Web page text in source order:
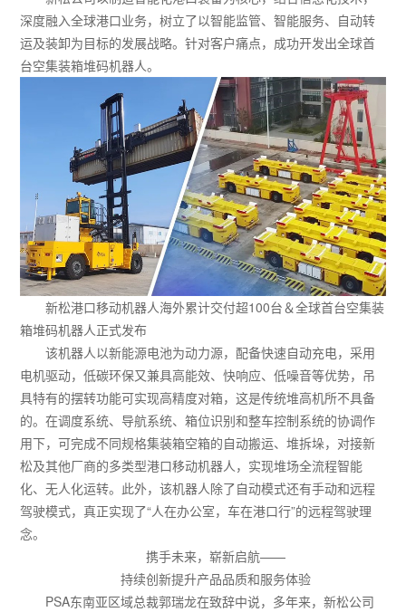
深度融入全球港口业务，树立了以智能监管、智能服务、自动转
运及装卸为目标的发展战略。针对客户痛点，成功开发出全球首
台空集装箱堆码机器人。
新松港口移动机器人海外累计交付超100台＆全球首台空集装
箱堆码机器人正式发布
该机器人以新能源电池为动力源，配备快速自动充电，采用
电机驱动，低碳环保又兼具高能效、快响应、低噪音等优势，吊
具特有的摆转功能可实现高精度对箱，这是传统堆高机所不具备
的。在调度系统、导航系统、箱位识别和整车控制系统的协调作
用下，可完成不同规格集装箱空箱的自动搬运、堆拆垛，对接新
松及其他厂商的多类型港口移动机器人，实现堆场全流程智能
化、无人化运转。此外，该机器人除了自动模式还有手动和远程
驾驶模式，真正实现了“人在办公室，车在港口行”的远程驾驶理
念。
携手未来，崭新启航——
持续创新提升产品品质和服务体验
PSA东南亚区域总裁郭瑞龙在致辞中说，多年来，新松公司